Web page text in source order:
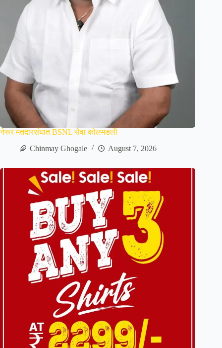
नेरूर मतदारसंघात BSNL सेवा कोलमडली
Chinmay Ghogale
August 7, 2026